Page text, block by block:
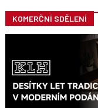
KOMERČNÍ SDĚLENÍ